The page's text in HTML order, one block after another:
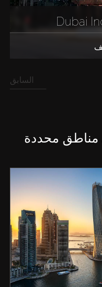
Dubai
السابق
مناطق محددة